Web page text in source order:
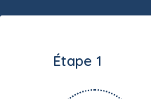
Étape 1